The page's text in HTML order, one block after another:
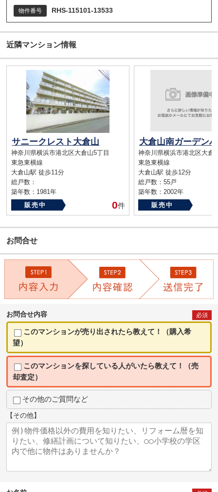
物件番号 RHS-115101-13533
近隣マンション情報
サニークレスト大倉山
神奈川県横浜市港北区大倉山5丁目
東急東横線
大倉山駅 徒歩11分
総戸数：
築年数：1981年
販売中
0件
大倉山南ガーデン
神奈川県横浜市港北区大倉
東急東横線
大倉山駅 徒歩12分
総戸数：55戸
築年数：2002年
販売中
お問合せ
お問合せ内容 必須
このマンションが売り出されたら教えて！（購入希
望）
このマンションを探している人がいたら教えて！（売
却査定）
その他のご質問など
【その他】